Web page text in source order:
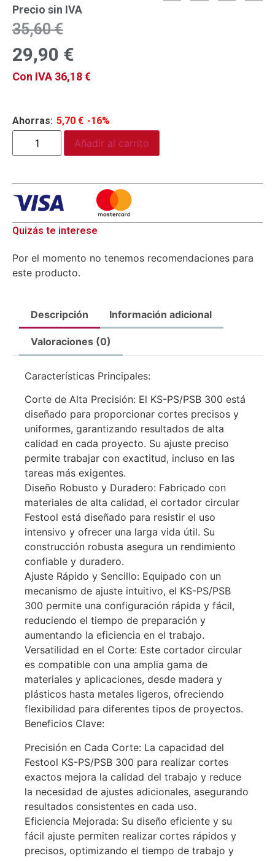
Precio sin IVA
35,60€
29,90 €
Con IVA 36,18€
Ahorras: 5,70 € -16%
Añadir al carrito
Quizás te interese
Por el momento no tenemos recomendaciones para
este producto.
Descripción Información adicional
Valoraciones (0)
Características Principales:
Corte de Alta Precisión: El KS-PS/PSB 300 está
diseñado para proporcionar cortes precisos y
uniformes, garantizando resultados de alta
calidad en cada proyecto. Su ajuste preciso
permite trabajar con exactitud, incluso en las
tareas más exigentes.
Diseño Robusto y Duradero: Fabricado con
materiales de alta calidad, el cortador circular
Festool está diseñado para resistir el uso
intensivo y ofrecer una larga vida útil. Su
construcción robusta asegura un rendimiento
confiable y duradero.
Ajuste Rápido y Sencillo: Equipado con un
mecanismo de ajuste intuitivo, el KS-PS/PSB
300 permite una configuración rápida y fácil,
reduciendo el tiempo de preparación y
aumentando la eficiencia en el trabajo.
Versatilidad en el Corte: Este cortador circular
es compatible con una amplia gama de
materiales y aplicaciones, desde madera y
plásticos hasta metales ligeros, ofreciendo
flexibilidad para diferentes tipos de proyectos.
Beneficios Clave:
Precisión en Cada Corte: La capacidad del
Festool KS-PS/PSB 300 para realizar cortes
exactos mejora la calidad del trabajo y reduce
la necesidad de ajustes adicionales, asegurando
resultados consistentes en cada uso.
Eficiencia Mejorada: Su diseño eficiente y su
fácil ajuste permiten realizar cortes rápidos y
precisos, optimizando el tiempo de trabajo y